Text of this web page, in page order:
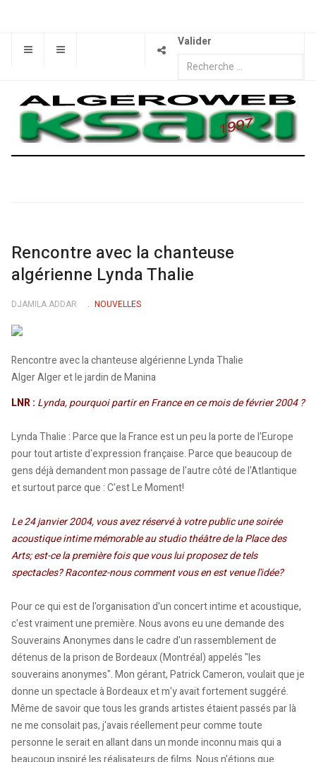
Valider
Rencontre avec la chanteuse
algérienne Lynda Thalie
DJAMILA ADDAR NOUVELLES
Rencontre avec la chanteuse algérienne Lynda Thalie
Alger Alger et le jardin de Manina
LNR : Lynda, pourquoi partir en France en ce mois de février 2004 ?
Lynda Thalie : Parce que la France est un peu la porte de l'Europe
pour tout artiste d'expression française. Parce que beaucoup de
gens déjà demandent mon passage de l'autre côté de l'Atlantique
et surtout parce que : C'est Le Moment!
Le 24 janvier 2004, vous avez réservé à votre public une soirée
acoustique intime mémorable au studio théâtre de la Place des
Arts; est-ce la première fois que vous lui proposez de tels
spectacles? Racontez-nous comment vous en est venue l'idée?
Pour ce qui est de l'organisation d'un concert intime et acoustique,
c'est vraiment une première. Nous avons eu une demande des
Souverains Anonymes dans le cadre d'un rassemblement de
détenus de la prison de Bordeaux (Montréal) appelés "les
souverains anonymes". Mon gérant, Patrick Cameron, voulait que je
donne un spectacle à Bordeaux et m'y avait fortement suggéré.
Même de savoir que tous les grands artistes étaient passés par là
ne me consolait pas, j'avais réellement peur comme toute
personne le serait en allant dans un monde inconnu mais qui a